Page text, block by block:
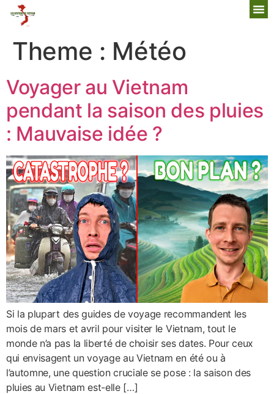
Theme : Météo
Voyager au Vietnam
pendant la saison des pluies
: Mauvaise idée ?
Si la plupart des guides de voyage recommandent les
mois de mars et avril pour visiter le Vietnam, tout le
monde n’a pas la liberté de choisir ses dates. Pour ceux
qui envisagent un voyage au Vietnam en été ou à
l’automne, une question cruciale se pose : la saison des
pluies au Vietnam est-elle […]